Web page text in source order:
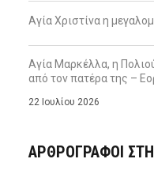
Αγία Χριστίνα η
Αγία Μαρκέλλα, η
από τον πατέρα της –
22 Ιουλίου 2026
ΑΡΘΡΟΓΡΑΦΟΙ